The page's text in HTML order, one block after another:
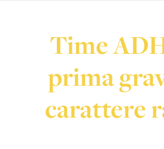
Time
prima
carattere